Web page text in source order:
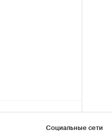
Социальные сети